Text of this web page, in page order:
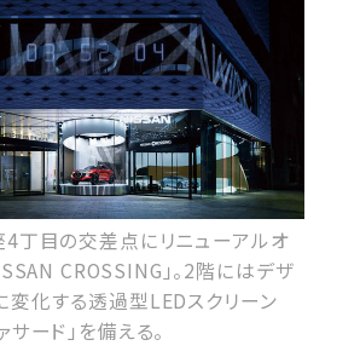
丁目の交差点にリニューアルオ
CROSSING」。2階にはデザ
変化する透過型LEDスクリーン
サード」を備える。